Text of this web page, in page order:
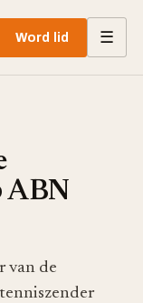
Word lid ☰
ABN
van de